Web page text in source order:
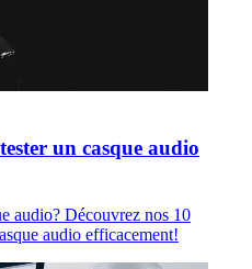
un casque audio
audio? Découvrez nos 10
audio efficacement!